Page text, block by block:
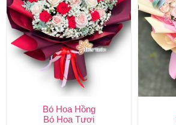
Bó Hoa Hồng
Bó Hoa Tươi